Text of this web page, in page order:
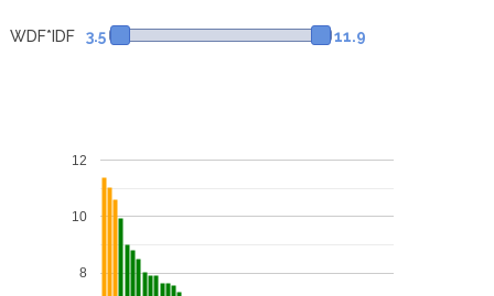
WDF*IDF 3.5 11.9
8
10
12